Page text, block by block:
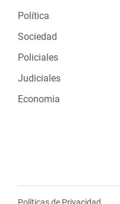
Política
Sociedad
Policiales
Judiciales
Economia